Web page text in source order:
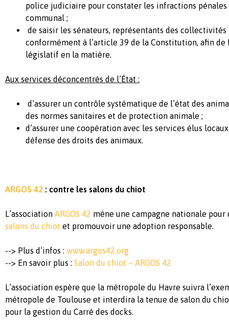
police judiciaire pour constater les infractions
communal ;
de saisir les sénateurs, représentants des
conformément à l’article 39 de la Constitution, afin
législatif en la matière.
Aux services déconcentrés de l’État :
d’assurer un contrôle systématique de l’état des
des normes sanitaires et de protection animale ;
d’assurer une coopération avec les services élus
défense des droits des animaux.
ARGOS 42 : contre les salons du chiot
L’association ARGOS 42 mène une campagne nationale
salons du chiot et promouvoir une adoption responsable.
--> Plus d’infos : www.argos42.org
--> En savoir plus : Salon du chiot – ARGOS 42
L’association espère que la métropole du Havre suivra
métropole de Toulouse et interdira la tenue de salon du
pour la gestion du Carré des docks.